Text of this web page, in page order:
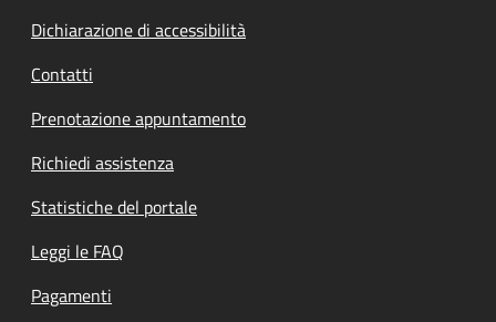
Dichiarazione di accessibilità
Contatti
Prenotazione appuntamento
Richiedi assistenza
Statistiche del portale
Leggi le FAQ
Pagamenti